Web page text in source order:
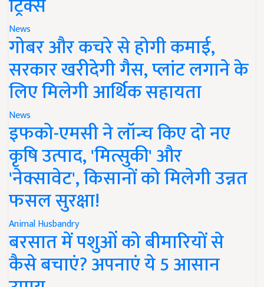
ट्रिक्स
News
गोबर और कचरे से होगी कमाई,
सरकार खरीदेगी गैस, प्लांट लगाने के
लिए मिलेगी आर्थिक सहायता
News
इफको-एमसी ने लॉन्च किए दो नए
कृषि उत्पाद, 'मित्सुकी' और
'नेक्सावेट', किसानों को मिलेगी उन्नत
फसल सुरक्षा!
Animal Husbandry
बरसात में पशुओं को बीमारियों से
कैसे बचाएं? अपनाएं ये 5 आसान